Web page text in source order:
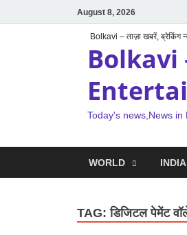
August 8, 2026
Bolkavi – ताज़ा खबरें, ब्रेकिंग
Bolkavi
Today's news,News
WORLD INDIA
TAG:डिजिटल पेमेंट